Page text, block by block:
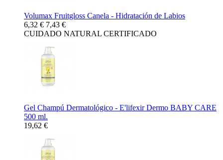
Volumax Fruitgloss Canela - Hidratación de Labios
6,32 € 7,43 €
CUIDADO NATURAL CERTIFICADO
Gel Champú Dermatológico - E'lifexir Dermo BABY CARE
500 ml.
19,62 €